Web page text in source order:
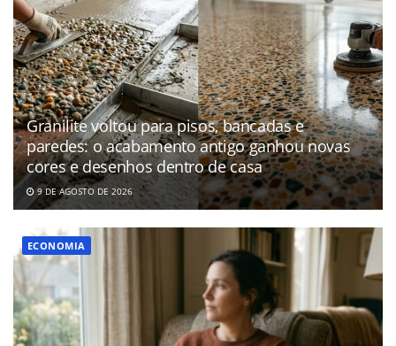
Granilite voltou para pisos, bancadas e
paredes: o acabamento antigo ganhou novas
cores e desenhos dentro de casa
9 DE AGOSTO DE 2026
ECONOMIA